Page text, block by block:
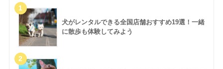
犬がレンタルできる全国店舗おすすめ19選！一緒
に散歩も体験してみよう